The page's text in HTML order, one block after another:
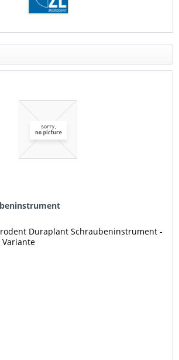
Duraplant Schraubeninstrument -